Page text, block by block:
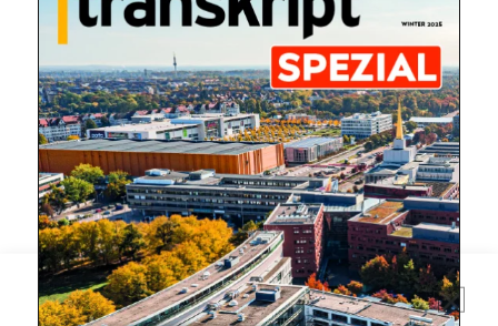
Mit dem |transkript-Newsletter
jede Woche aktuell informiert.
E-
Mail